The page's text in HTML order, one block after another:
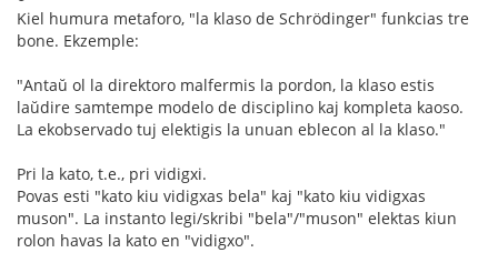
Kiel humura metaforo, "la klaso de Schrödinger" funkcias tre
bone. Ekzemple:
"Antaŭ ol la direktoro malfermis la pordon, la klaso estis
laŭdire samtempe modelo de disciplino kaj kompleta kaoso.
La ekobservado tuj elektigis la unuan eblecon al la klaso."
Pri la kato, t.e., pri vidigxi.
Povas esti "kato kiu vidigxas bela" kaj "kato kiu vidigxas
muson". La instanto legi/skribi "bela"/"muson" elektas kiun
rolon havas la kato en "vidigxo".